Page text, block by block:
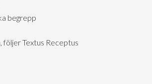
begrepp
följer Textus Receptus